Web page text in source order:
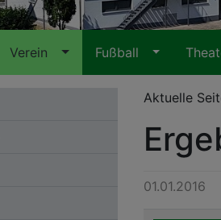
Verein Fußball
Aktuelle
01.01.2016